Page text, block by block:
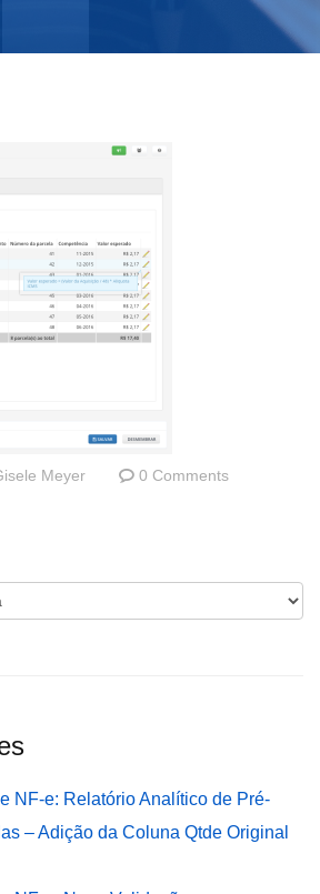
Meyer 0 Comments
NF-e: Relatório Analítico de Pré-
– Adição da Coluna Qtde Original